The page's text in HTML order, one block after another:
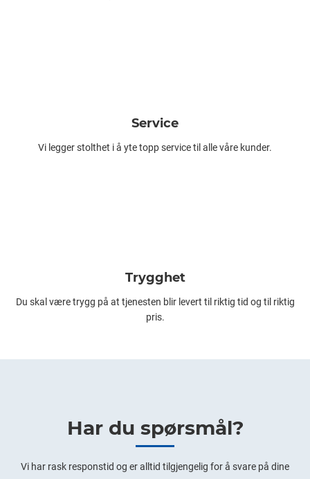
Service
Vi legger stolthet i å yte topp service til alle våre kunder.
Trygghet
Du skal være trygg på at tjenesten blir levert til riktig tid og til riktig
pris.
Har du spørsmål?
​Vi har rask responstid og er alltid ​tilgjengelig for å svare på dine